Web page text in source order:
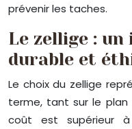
prévenir les taches.
Le zellige :
durable et
Le choix du zellige
terme, tant sur le plan
coût est supérieur